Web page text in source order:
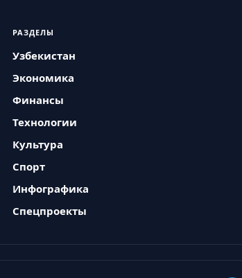
РАЗДЕЛЫ
Узбекистан
Экономика
Финансы
Технологии
Культура
Спорт
Инфографика
Спецпроекты